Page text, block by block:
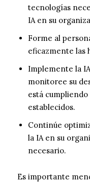
tecnologías
IA en su
Forme al
eficazmente las
Implemente la
monitoree su
está
establecidos.
Continúe
la IA en su
necesario.
Es importante